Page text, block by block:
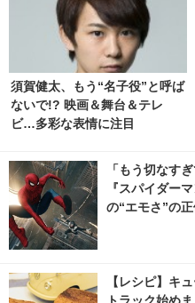
須賀健太、もう“名子役”と呼ば
ないで!? 映画＆舞台＆テレ
ビ…多彩な表情に注目
「もう切なす
『スパイダー
の“エモさ”の
【レシピ】キ